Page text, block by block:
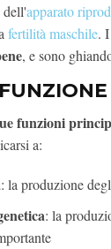
dell'apparato
fertilità maschile. I
, e sono
funzioni
a:
: la produzione
: la